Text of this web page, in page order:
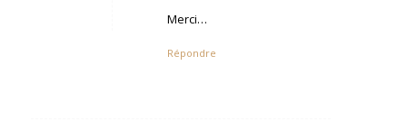
Merci…
Répondre